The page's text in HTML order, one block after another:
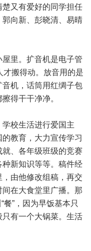
又有爱好的同学担任
向新、彭晓清、易晴
里。扩音机是电子管
才搬得动。放音用的是
机，话筒用红绸子包
得干干净净。
校生活进行爱国主
教育，大力宣传学习
、各年级班级的竞赛
新知识等等。稿件经
由他修改组稿，再交
在大食堂里广播。那
餐”，因为早饭基本只
有一个大锅菜。生活